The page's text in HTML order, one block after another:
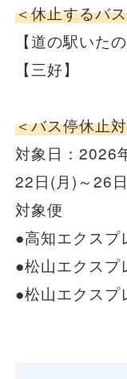
＜休止するバ
【道の駅いた
【三好】
＜バス停休止
対象日：2026
22日(月)～26
対象便
●高知エクスプ
●松山エクスプ
●松山エクスプ